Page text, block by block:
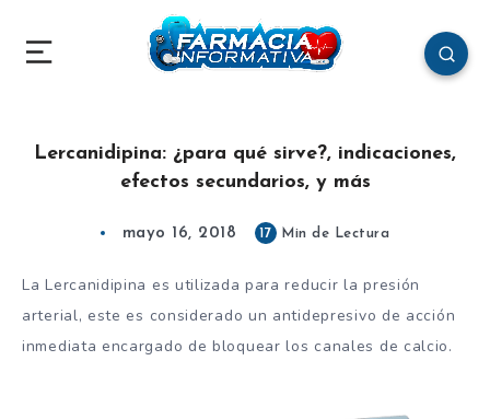
Lercanidipina: ¿para qué sirve?, indicaciones,
efectos secundarios, y más
mayo 16, 2018 17 Min de Lectura
La Lercanidipina es utilizada para reducir la presión
arterial, este es considerado un antidepresivo de acción
inmediata encargado de bloquear los canales de calcio.